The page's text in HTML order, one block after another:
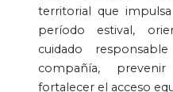
territorial que
período estival,
cuidado
compañía,
fortalecer el acceso